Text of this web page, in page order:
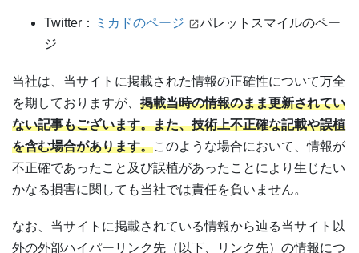
Twitter： ミカドのページ
パレットスマイルのペー
ジ
当社は、当サイトに掲載された情報の正確性について万全
を期しておりますが、 掲載当時の情報のまま更新されてい
ない記事もございます。また、技術上不正確な記載や誤植
を含む場合があります。このような場合において、情報が
不正確であったこと及び誤植があったことにより生じたい
かなる損害に関しても当社では責任を負いません。
なお、当サイトに掲載されている情報から辿る当サイト以
外の外部ハイパーリンク先（以下、リンク先）の情報につ